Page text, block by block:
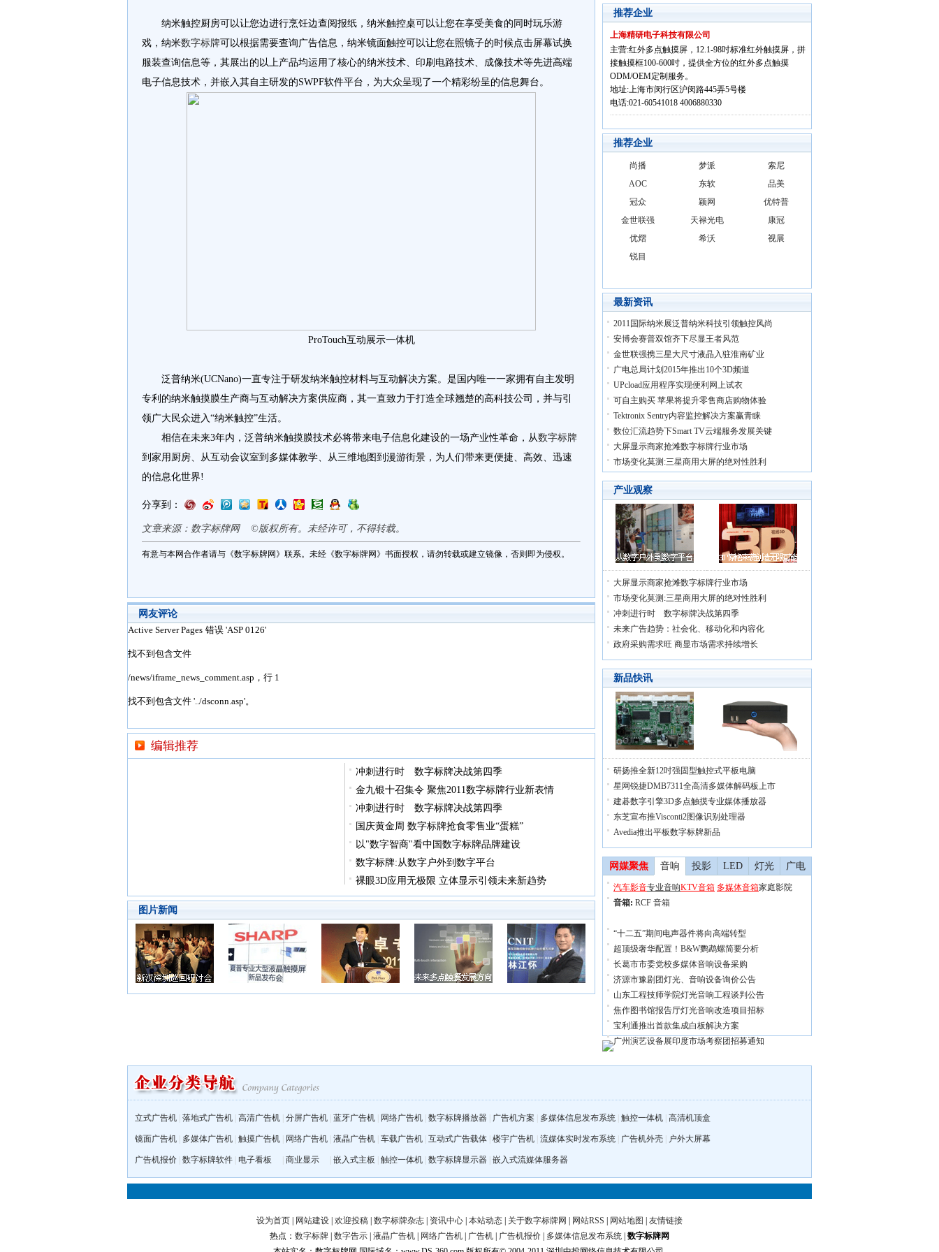
纳米触控厨房可以让您边进行烹饪边查阅报纸，纳米触控桌可以让您在享受美食的同时玩乐游
戏，纳米数字标牌可以根据需要查询广告信息，纳米镜面触控可以让您在照镜子的时候点击屏幕试换
服装查询信息等，其展出的以上产品均运用了核心的纳米技术、印刷电路技术、成像技术等先进高端
电子信息技术，并嵌入其自主研发的SWPF软件平台，为大众呈现了一个精彩纷呈的信息舞台。
ProTouch互动展示一体机
泛普纳米(UCNano)一直专注于研发纳米触控材料与互动解决方案。是国内唯一一家拥有自主发明
专利的纳米触摸膜生产商与互动解决方案供应商，其一直致力于打造全球翘楚的高科技公司，并与引
领广大民众进入“纳米触控”生活。
相信在未来3年内，泛普纳米触摸膜技术必将带来电子信息化建设的一场产业性革命，从数字标牌
到家用厨房、从互动会议室到多媒体教学、从三维地图到漫游街景，为人们带来更便捷、高效、迅速
的信息化世界!
分享到：
文章来源：数字标牌网 ©版权所有。未经许可，不得转载。
有意与本网合作者请与《数字标牌网》联系。未经《数字标牌网》书面授权，请勿转载或建立镜像，否则即为侵权。
网友评论
编辑推荐
冲刺进行时 数字标牌决战第四季
金九银十召集令 聚焦2011数字标牌行业新表情
冲刺进行时 数字标牌决战第四季
国庆黄金周 数字标牌抢食零售业“蛋糕”
以"数字智商"看中国数字标牌品牌建设
数字标牌:从数字户外到数字平台
裸眼3D应用无极限 立体显示引领未来新趋势
图片新闻
推荐企业
上海精研电子科技有限公司
主营:红外多点触摸屏，12.1-98吋标准红外触摸屏，拼
接触摸框100-600吋，提供全方位的红外多点触摸
ODM/OEM定制服务。
地址:上海市闵行区沪闵路445弄5号楼
电话:021-60541018 4006880330
推荐企业
尚播 梦派
索尼
AOC
东软
品美
冠众
颖网
优特普
金世联强
天禄光电
康冠
优熠
希沃
视展
锐目
最新资讯
2011国际纳米展泛普纳米科技引领触控风尚
安博会赛普双馆齐下尽显王者风范
金世联强携三星大尺寸液晶入驻淮南矿业
广电总局计划2015年推出10个3D频道
UPcload应用程序实现便利网上试衣
可自主购买 苹果将提升零售商店购物体验
Tektronix Sentry内容监控解决方案赢青睐
数位汇流趋势下Smart TV云端服务发展关键
大屏显示商家抢滩数字标牌行业市场
市场变化莫测:三星商用大屏的绝对性胜利
产业观察
大屏显示商家抢滩数字标牌行业市场
市场变化莫测:三星商用大屏的绝对性胜利
冲刺进行时 数字标牌决战第四季
未来广告趋势：社会化、移动化和内容化
政府采购需求旺 商显市场需求持续增长
新品快讯
研扬推全新12吋强固型触控式平板电脑
星网锐捷DMB7311全高清多媒体解码板上市
建碁数字引擎3D多点触摸专业媒体播放器
东芝宣布推Visconti2图像识别处理器
Avedia推出平板数字标牌新品
网媒聚焦 音响 投影 LED 灯光 广电
汽车影音专业音响KTV音箱 多媒体音箱家庭影院
音箱: RCF 音箱
“十二五”期间电声器件将向高端转型
超顶级奢华配置！B&W鹦鹉螺简要分析
长葛市市委党校多媒体音响设备采购
济源市豫剧团灯光、音响设备询价公告
山东工程技师学院灯光音响工程谈判公告
焦作图书馆报告厅灯光音响改造项目招标
宝利通推出首款集成白板解决方案
广州演艺设备展印度市场考察团招募通知
立式广告机 落地式广告机 高清广告机 分屏广告机 蓝牙广告机 网络广告机 数字标牌播放器 广告机方案 多媒体信息发布系统 触控一体机 高清机顶盒
镜面广告机 多媒体广告机 触摸广告机 网络广告机 液晶广告机 车载广告机 互动式广告载体 楼宇广告机 流媒体实时发布系统 广告机外壳 户外大屏幕
广告机报价 数字标牌软件 电子看板 商业显示 嵌入式主板 触控一体机 数字标牌显示器 嵌入式流媒体服务器
设为首页 网站建设 欢迎投稿 数字标牌杂志 资讯中心 本站动态 关于数字标牌网 网站RSS 网站地图
友情链接
热点： 数字标牌 数字告示 液晶广告机 网络广告机 广告机 广告机报价 多媒体信息发布系统 数字标牌网